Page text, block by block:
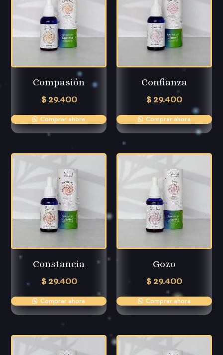
Compasión
$29.400
Comprar ahora
Confianza
$29.400
Comprar ahora
Constancia
$29.400
Comprar ahora
Gozo
$29.400
Comprar ahora